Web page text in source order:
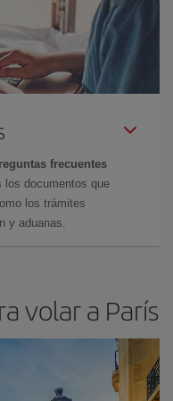
frecuentes
los documentos que
los trámites
y aduanas.
volar a París